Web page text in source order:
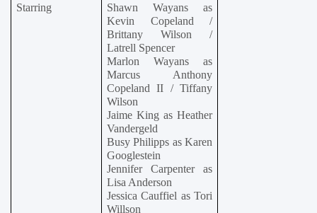
Starring
Shawn Wayans as
Kevin Copeland /
Brittany Wilson /
Latrell Spencer
Marlon Wayans as
Marcus Anthony
Copeland II / Tiffany
Wilson
Jaime King as Heather
Vandergeld
Busy Philipps as Karen
Googlestein
Jennifer Carpenter as
Lisa Anderson
Jessica Cauffiel as Tori
Willson